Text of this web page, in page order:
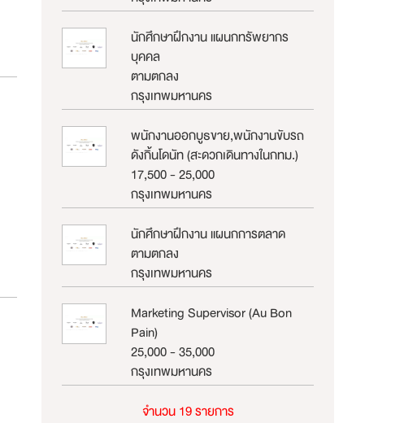
นักศึกษาฝึกงาน แผนกทรัพยากร
บุคคล
ตามตกลง
กรุงเทพมหานคร
พนักงานออกบูธขาย,พนักงานขับรถ
ดังกิ้นโดนัท (สะดวกเดินทางในกทม.)
17,500 - 25,000
กรุงเทพมหานคร
นักศึกษาฝึกงาน แผนกการตลาด
ตามตกลง
กรุงเทพมหานคร
Marketing Supervisor (Au Bon
Pain)
25,000 - 35,000
กรุงเทพมหานคร
จำนวน 19 รายการ